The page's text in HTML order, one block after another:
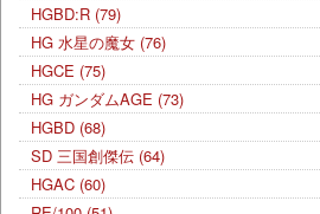
HGBD:R (79)
HG 水星の魔女 (76)
HGCE (75)
HG ガンダムAGE (73)
HGBD (68)
SD 三国創傑伝 (64)
HGAC (60)